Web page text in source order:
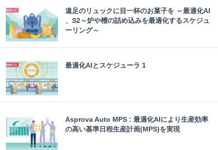
遠足のリュックに目一杯のお菓子を ～最適化AI
、S2～炉や槽の詰め込みを最適化するスケジュ
ーリング～
最適化AIとスケジューラ 1
Asprova Auto MPS : 最適化AIにより生産効率
の高い基準日程生産計画(MPS)を実現